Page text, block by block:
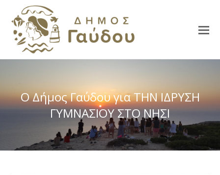
Ο Δήμος Γαύδου για ΤΗΝ ΙΔΡΥΣΗ
ΓΥΜΝΑΣΙΟΥ ΣΤΟ ΝΗΣΙ